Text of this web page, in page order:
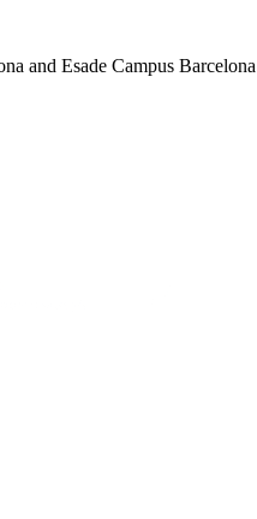
and Esade Campus Barcelona